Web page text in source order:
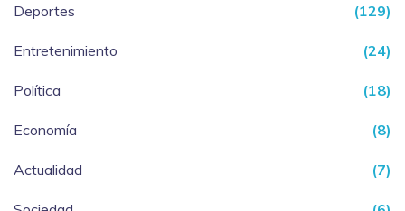
Deportes (129)
Entretenimiento (24)
Política (18)
Economía (8)
Actualidad (7)